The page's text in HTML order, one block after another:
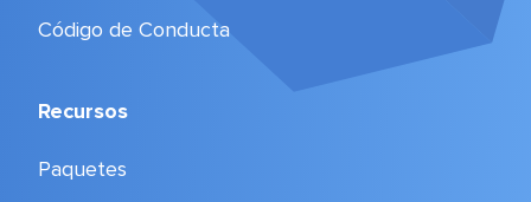
Código de Conducta
Recursos
Paquetes